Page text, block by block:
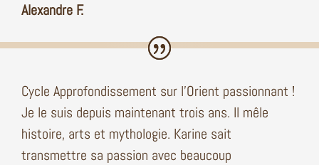
Alexandre F.
Cycle Approfondissement sur l’Orient passionnant !
Je le suis depuis maintenant trois ans. Il mêle
histoire, arts et mythologie. Karine sait
transmettre sa passion avec beaucoup